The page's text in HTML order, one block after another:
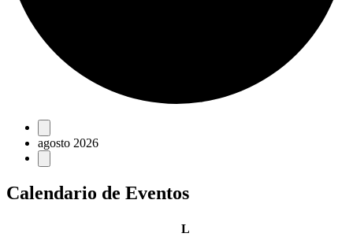
Eventos
agosto 2026
Calendario de Eventos
Llunes